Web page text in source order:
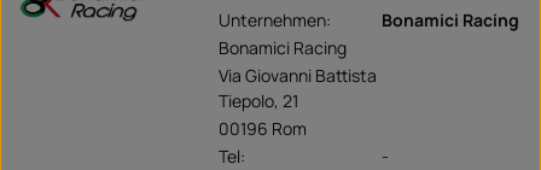
Unternehmen:
Bonamici Racing
Bonamici Racing
Via Giovanni Battista
Tiepolo, 21
00196 Rom
Tel:
-